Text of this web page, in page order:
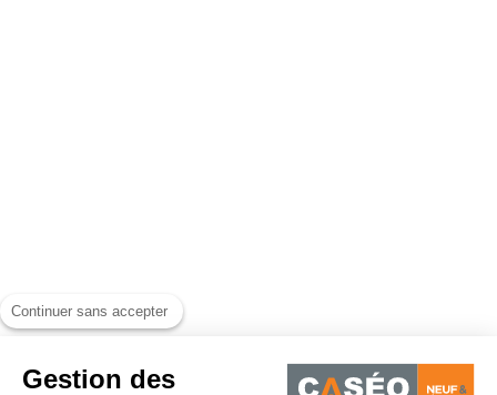
Continuer sans accepter
Gestion des